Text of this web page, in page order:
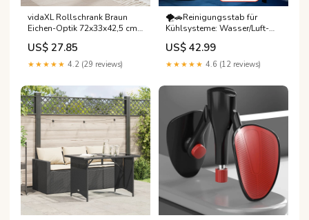
vidaXL Rollschrank Braun
Eichen-Optik 72x33x42,5 cm
Holzwerkstoff JOYOR
US$ 27.85
★★★★★ 4.2 (29 reviews)
🌪️🚗Reinigungsstab für
Kühlsysteme: Wasser/Luft-
Kombisystem zur
Demontagefreien Auto-
Reinigung Style: 60 cm – Ohne
Modell – 60 cm – Mit
Umschalter🔥
+Werbegeschenk: ein
Lappen【 Kostenloser
Versand📦】
US$ 42.99
★★★★★ 4.6 (12 reviews)